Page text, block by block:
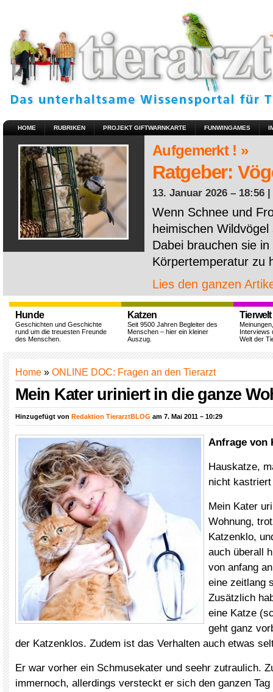
HOME RUBRIKEN PROJEKT GIFTWARNKARTE FUNWINGAMES
Aufgemerkt ! »
Ratgeber:
13. Januar 2026 – 18:56 |
Wenn Schnee und
heimischen
Dabei brauchen sie
Körpertemperatur zu
Lies den ganzen
Hunde
Geschichten und Geschichte
rund um die treuesten Freunde
des Menschen.
Katzen
Seit 9500 Jahren Begleiter des
Menschen – hier ein kleiner
Auszug.
Tierwelt
Interviews
Welt der
Home » ONLINE DOC: Fragen an den Tierarzt
Mein Kater uriniert in die ganze
Hinzugefügt von Redaktion TierarztBLOG am 7. Mai 2011 – 10:29
Anfrage von
Hauskatze,
nicht kastriert
Mein Kater
Wohnung,
Katzenklo,
auch überall
von anfang
eine zeitlang
Zusätzlich
eine Katze
geht ganz
der Katzenklos. Zudem ist das Verhalten auch etwas
Er war vorher ein Schmusekater und seehr zutraulich.
immernoch, allerdings versteckt er sich den ganzen